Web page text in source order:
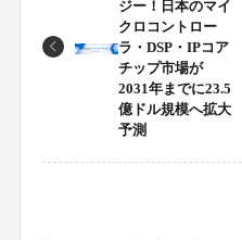
ジー！日本のマイ
クロコントロー
ラ・DSP・IPコア
チップ市場が
2031年までに23.5
億ドル規模へ拡大
予測